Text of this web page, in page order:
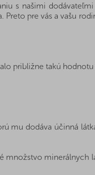
s našimi
pre vás a vašu
približne takú hodnotu
mu dodáva účinná
množstvo minerálnych